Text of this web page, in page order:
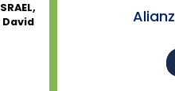
David